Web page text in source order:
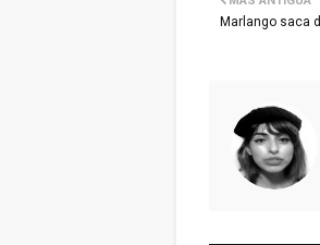
Marlango saca